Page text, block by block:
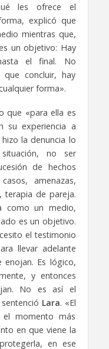
les ofrece el
explicó que
mientras que,
un objetivo: Hay
el final. No
que concluir, hay
forma».
que «para ella es
su experiencia a
la denuncia lo
no ser
de hechos
amenazas,
terapia de pareja.
como un medio,
es un objetivo.
el testimonio
llevar adelante
enojan. Es lógico,
y entonces
No es así el
Lara. «El
momento más
en que viene la
en ese